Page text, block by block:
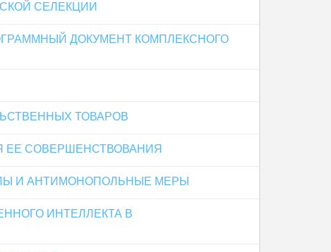
СЕЛЕКЦИИ
ДОКУМЕНТ КОМПЛЕКСНОГО
ТОВАРОВ
ЕЕ СОВЕРШЕНСТВОВАНИЯ
И АНТИМОНОПОЛЬНЫЕ МЕРЫ
ИНТЕЛЛЕКТА В